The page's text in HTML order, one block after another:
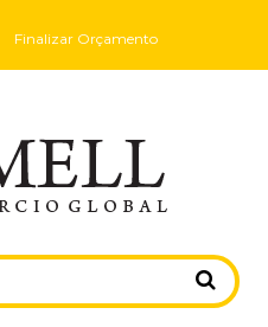
Finalizar Orçamento